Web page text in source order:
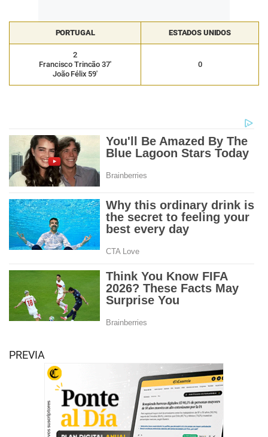
PORTUGAL ESTADOS UNIDOS
2
Francisco Trincão 37′
João Félix 59′
0
PREVIA